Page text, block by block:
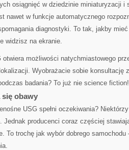
osiągnięć w dziedzinie miniaturyzacji i
nawet w funkcje automatycznego
diagnostyki. To tak, jakby
widzisz na ekranie.
możliwości natychmiastowego
Wyobrażacie sobie konsultację
badania? To już nie science fiction!
się obawy
USG spełni oczekiwania?
Jednak producenci coraz częściej
To trochę jak wybór dobrego samochodu